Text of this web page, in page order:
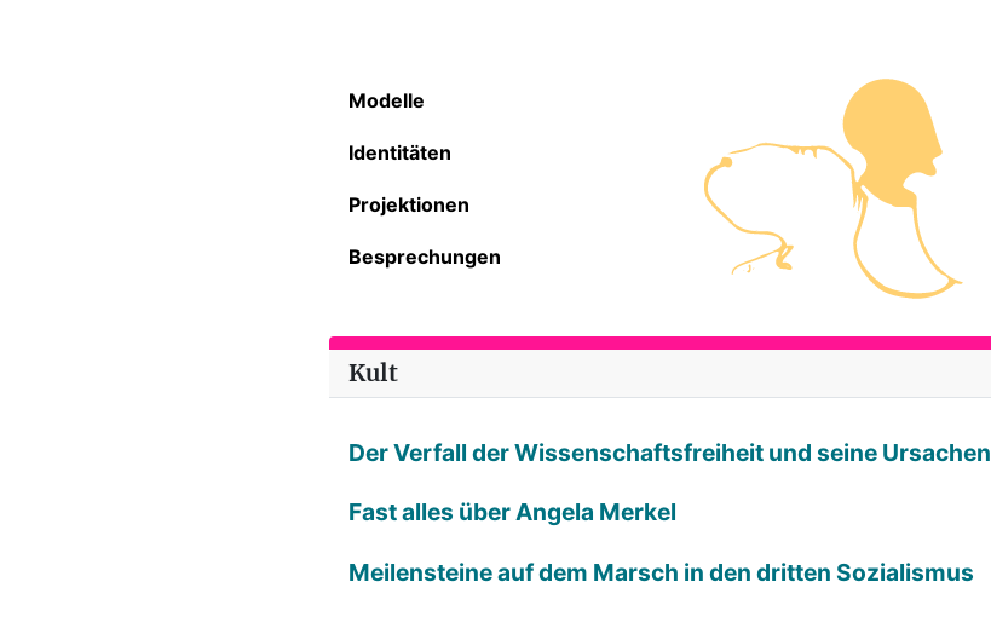
Modelle
Identitäten
Projektionen
Besprechungen
Kult
Der Verfall der Wissenschaftsfreiheit und seine Ursachen
Fast alles über Angela Merkel
Meilensteine auf dem Marsch in den dritten Sozialismus